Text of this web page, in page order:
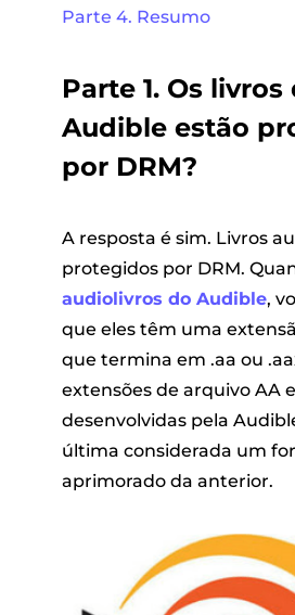
Parte 4. Resumo
Parte 1. Os livros
Audible estão
por DRM?
A resposta é sim. Livros
protegidos por DRM.
audiolivros do Audible,
que eles têm uma
que termina em .aa ou
extensões de arquivo AA
desenvolvidas pela
última considerada um
aprimorado da anterior.